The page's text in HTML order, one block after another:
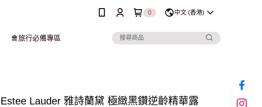
0 中文 (香港)
🛅旅行必備專區
Estee Lauder 雅詩蘭黛 極緻黑鑽逆齡精華露